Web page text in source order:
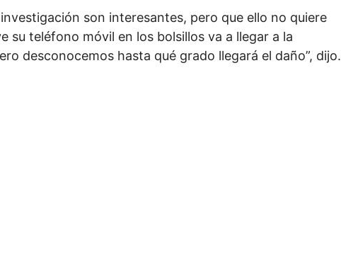
son interesantes, pero que ello no quiere
su teléfono móvil en los bolsillos va a llegar a la
desconocemos hasta qué grado llegará el daño”, dijo.